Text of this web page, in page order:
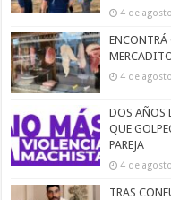
4 de
ENCONTRÁ
4 de
DOS AÑOS
QUE
PAREJA
4 de
TRAS